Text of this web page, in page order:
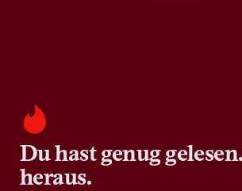
Du hast genug
heraus.